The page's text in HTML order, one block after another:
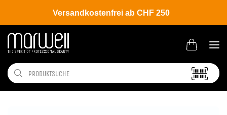
Versandkostenfrei ab CHF 250
Shop Tools Bürsten | Kämme Kämme